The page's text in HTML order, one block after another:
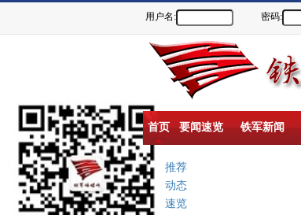
用户名: 密码:
首页 要闻速览 铁军新闻
重点推荐
新闻动态
要闻速览